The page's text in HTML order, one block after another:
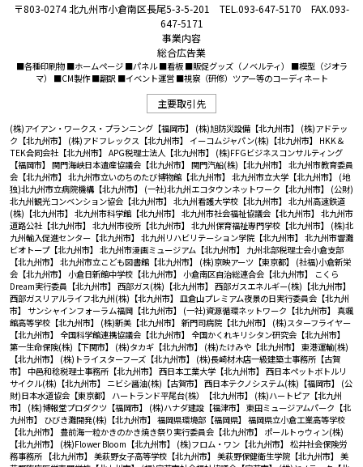
〒803-0274 北九州市小倉南区長尾5-3-5-201 TEL.093-647-5170 FAX.093-
647-5171
事業内容
総合広告業
■各種印刷物 ■ホームページ ■パネル ■看板 ■販促グッズ（ノベルティ） ■模型（ジオラ
マ） ■CM製作 ■翻訳 ■イベント運営 ■視察（研修）ツアー等のコーディネート
主要取引先
(株)アイアン・ワークス・プランニング【福岡市】 (株)旭防災設備【北九州市】 (株)アドテッ
ク【北九州市】 (株)アドフレックス【北九州市】 イーコムジャパン(株)【北九州市】 HKK＆
TEK合同会社【北九州市】 APG税理士法人【北九州市】 (株)FFGビジネスコンサルティング
【福岡市】 関門海峡日本遺産協議会【北九州市】 関門汽船(株)【北九州市】 北九州市教育委員
会【北九州市】 北九州市立いのちのたび博物館【北九州市】 北九州市立大学【北九州市】 (地
独)北九州市立病院機構【北九州市】 (一社)北九州エコタウンネットワーク【北九州市】 (公財)
北九州観光コンベンション協会【北九州市】 北九州看護大学校【北九州市】 北九州高速鉄道
(株)【北九州市】 北九州市科学館【北九州市】 北九州市社会福祉協議会【北九州市】 北九州市
道路公社【北九州市】 北九州市役所【北九州市】 北九州保育福祉専門学校【北九州市】 (株)北
九州輸入促進センター【北九州市】 北九州リハビリテーション学院【北九州市】 北九州市響灘
ビオトープ【北九州市】 北九州市漫画ミュージアム【北九州市】 九州北部税理士会小倉支部
【北九州市】 北九州市立こども図書館【北九州市】 (株)京映アーツ【東京都】 (社福)小倉新栄
会【北九州市】 小倉日新館中学校【北九州市】 小倉南区自治総連合会【北九州市】
こくら
Dream実行委員【北九州市】 西部ガス(株)【北九州市】 西部ガスエネルギー(株)【北九州市】
西部ガスリアルライフ北九州(株)【北九州市】 皿倉山プレミアム夜景の日実行委員会【北九州
市】 サンシャインフォーラム福岡【北九州市】 (一社)資源循環ネットワーク【北九州市】 真颯
館高等学校【北九州市】 (株)新美【北九州市】 新門司病院【北九州市】 (株)スターフライヤー
【北九州市】 全国科学館連携協議会【北九州市】 全国かくれキリシタン研究会【北九州市】
第一生命保険(株)【下関市】 (株)タカギ【北九州市】 (株)たけみや【北九州市】 東港運輸(株)
【北九州市】 (株)トライスターフーズ【北九州市】 (株)長崎材木店一級建築士事務所【古賀
市】 中邑和稔税理士事務所【北九州市】 西日本工業大学【北九州市】 西日本ペットボトルリ
サイクル(株)【北九州市】 ニビシ醤油(株)【古賀市】 西日本テクノシステム(株)【福岡市】 (公
財)日本水道協会【東京都】 ハートランド平尾台(株）【北九州市】 (株)ハートピア【北九州
市】 (株)博報堂プロダクツ【福岡市】 (株)ハナダ建設【福津市】 東田ミュージアムパーク【北
九州市】 ひびき灘開発(株)【北九州市】 福岡県環境部【福岡県】 福岡県立小倉工業高等学校
【北九州市】 豊前海一粒かきのかき焼き祭り実行委員会【北九州市】 ポールトゥウィン(株)
【北九州市】 (株)Flower Bloom【北九州市】 (株)フロム・ワン【北九州市】 松井社会保険労
務事務所 【北九州市】 美萩野女子高等学校【北九州市】 美萩野保健衛生学院【北九州市】 美